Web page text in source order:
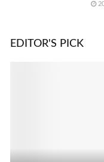
EDITOR'S PICK